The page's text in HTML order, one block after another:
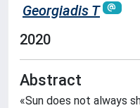
Georgiadis T
2020
Abstract
«Sun does not always